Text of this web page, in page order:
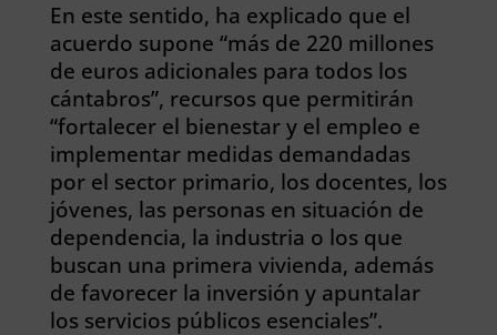
En este sentido, ha explicado que el
acuerdo supone “más de 220 millones
de euros adicionales para todos los
cántabros”, recursos que permitirán
“fortalecer el bienestar y el empleo e
implementar medidas demandadas
por el sector primario, los docentes, los
jóvenes, las personas en situación de
dependencia, la industria o los que
buscan una primera vivienda, además
de favorecer la inversión y apuntalar
los servicios públicos esenciales”.